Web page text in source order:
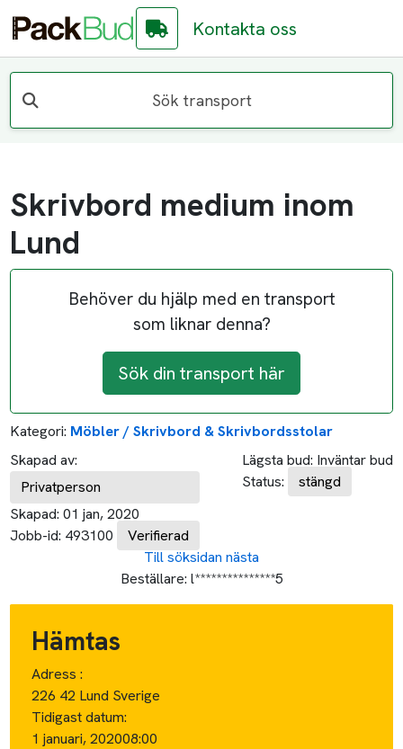
Kontakta oss
Sök transport
Skrivbord medium inom
Lund
Behöver du hjälp med en transport
som liknar denna?
Sök din transport här
Kategori: Möbler / Skrivbord & Skrivbordsstolar
Skapad av:
Privatperson
Skapad: 01 jan, 2020
Jobb-id: 493100 Verifierad
Lägsta bud: Inväntar bud
Status:
stängd
Till söksidan nästa
Beställare: l***************5
Hämtas
Adress :
226 42 Lund Sverige
Tidigast datum:
1 januari, 202008:00